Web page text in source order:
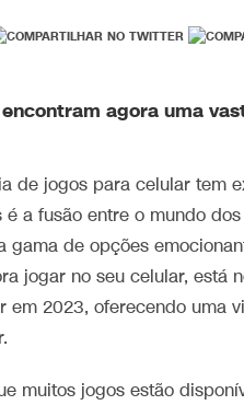
agora uma
de jogos para celular tem
a fusão entre o mundo
gama de opções
jogar no seu celular, está
em 2023, oferecendo uma
muitos jogos estão